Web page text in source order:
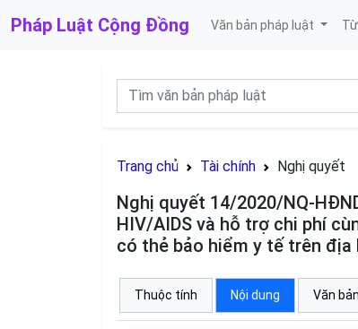
Pháp Luật Cộng Đồng Văn bản pháp luật
Trang chủ Tài chính Nghị quyết
Nghị quyết 14/2020/NQ-
HIV/AIDS và hỗ trợ chi phí
có thẻ bảo hiểm y tế trên địa
Thuộc tính Nội dung Văn